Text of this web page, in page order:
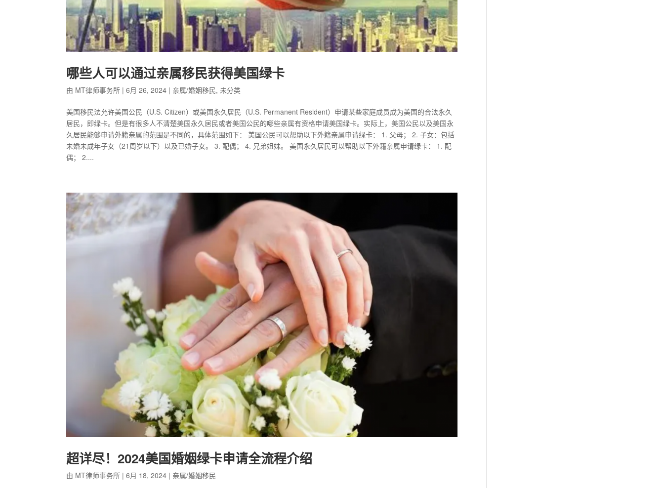
哪些人可以通过亲属移民获得美国绿卡
由 MT律师事务所 |6月 26, 2024 | 亲属/婚姻移民, 未分类
美国移民法允许美国公民（U.S. Citizen）或美国永久居民（U.S. Permanent Resident）申请某些家庭成员成为美国的合法永久
居民，即绿卡。但是有很多人不清楚美国永久居民或者美国公民的哪些亲属有资格申请美国绿卡。实际上，美国公民以及美国永
久居民能够申请外籍亲属的范围是不同的，具体范围如下： 美国公民可以帮助以下外籍亲属申请绿卡： 1. 父母； 2. 子女：包括
未婚未成年子女（21周岁以下）以及已婚子女。 3. 配偶； 4. 兄弟姐妹。 美国永久居民可以帮助以下外籍亲属申请绿卡： 1. 配
偶； 2....
超详尽！2024美国婚姻绿卡申请全流程介绍
由 MT律师事务所 |6月 18, 2024 | 亲属/婚姻移民